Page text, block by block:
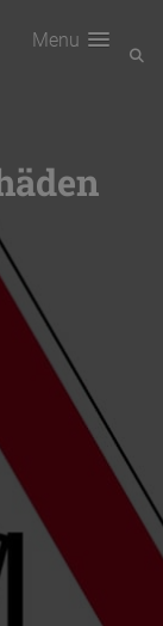
Menu